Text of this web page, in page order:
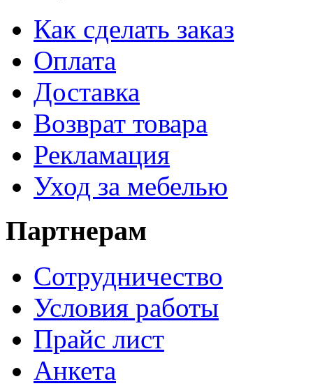
Как сделать заказ
Оплата
Доставка
Возврат товара
Рекламация
Уход за мебелью
Партнерам
Сотрудничество
Условия работы
Прайс лист
Анкета